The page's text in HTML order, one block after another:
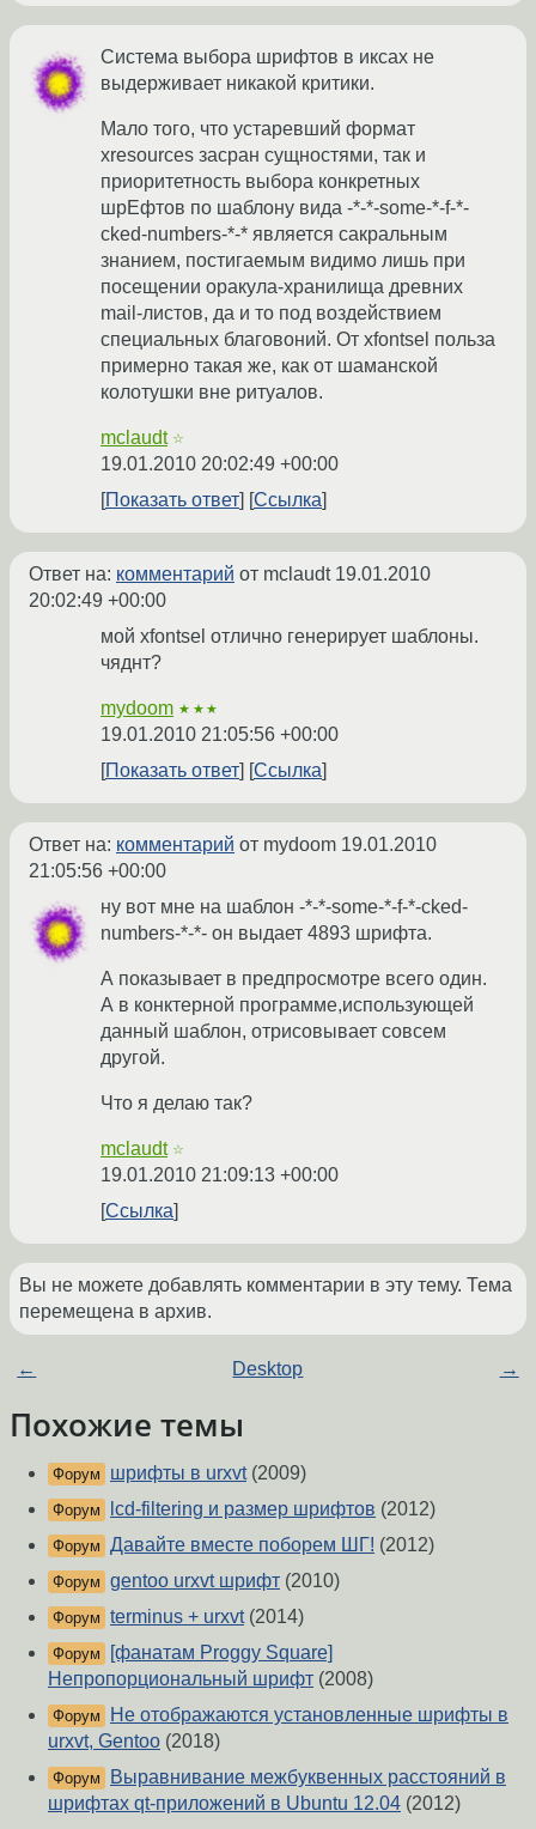
Система выбора шрифтов в иксах не
выдерживает никакой критики.
Мало того, что устаревший формат
xresources засран сущностями, так и
приоритетность выбора конкретных
шрЕфтов по шаблону вида -*-*-some-*-f-*-
cked-numbers-*-* является сакральным
знанием, постигаемым видимо лишь при
посещении оракула-хранилища древних
mail-листов, да и то под воздействием
специальных благовоний. От xfontsel польза
примерно такая же, как от шаманской
колотушки вне ритуалов.
mclaudt ☆
19.01.2010 20:02:49 +00:00
Показать ответ
Ссылка
Ответ на: комментарий от mclaudt 19.01.2010
20:02:49 +00:00
мой xfontsel отлично генерирует шаблоны.
чяднт?
mydoom ★★★
19.01.2010 21:05:56 +00:00
Показать ответ
Ссылка
Ответ на: комментарий от mydoom 19.01.2010
21:05:56 +00:00
ну вот мне на шаблон -*-*-some-*-f-*-cked-
numbers-*-*- он выдает 4893 шрифта.
А показывает в предпросмотре всего один.
А в конктерной программе,использующей
данный шаблон, отрисовывает совсем
другой.
Что я делаю так?
mclaudt ☆
19.01.2010 21:09:13 +00:00
Ссылка
Вы не можете добавлять комментарии в эту тему. Тема
перемещена в архив.
← Desktop →
Похожие темы
Форум шрифты в urxvt(2009)
Форум lcd-filtering и размер шрифтов (2012)
Форум Давайте вместе поборем ШГ! (2012)
Форум gentoo urxvt шрифт (2010)
Форум terminus + urxvt(2014)
Форум
[фанатам Proggy Square]
Непропорциональный шрифт (2008)
Форум
Не отображаются установленные шрифты в
urxvt, Gentoo (2018)
Форум
Выравнивание межбуквенных расстояний в
шрифтах qt-приложений в Ubuntu 12.04 (2012)